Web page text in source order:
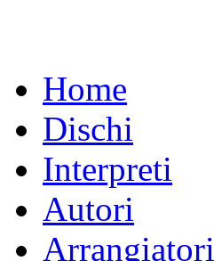
Home
Dischi
Interpreti
Autori
Arrangiatori